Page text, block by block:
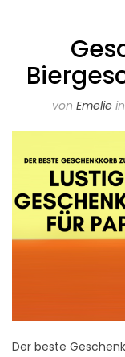
von Emelie in
Der beste